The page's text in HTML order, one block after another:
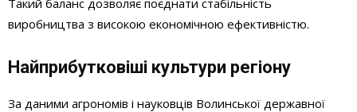
виробництва з високою економічною ефективністю.
Найприбутковіші культури регіону
За даними агрономів і науковців Волинської державної